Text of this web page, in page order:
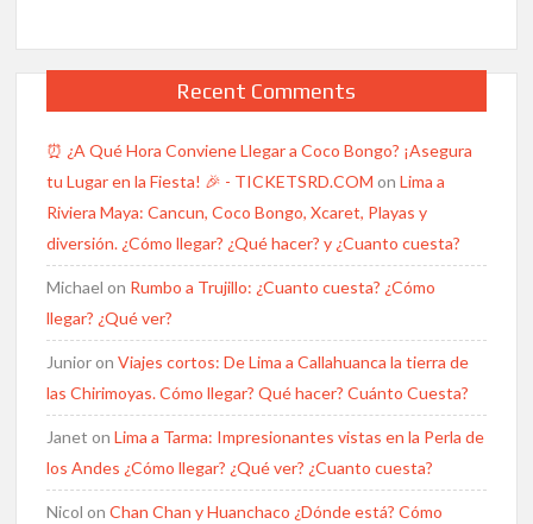
Recent Comments
⏰ ¿A Qué Hora Conviene Llegar a Coco Bongo? ¡Asegura
tu Lugar en la Fiesta! 🎉 - TICKETSRD.COM onLima a
Riviera Maya: Cancun, Coco Bongo, Xcaret, Playas y
diversión. ¿Cómo llegar? ¿Qué hacer? y ¿Cuanto cuesta?
Michael on Rumbo a Trujillo: ¿Cuanto cuesta? ¿Cómo
llegar? ¿Qué ver?
JunioronViajes cortos: De Lima a Callahuanca la tierra de
las Chirimoyas. Cómo llegar? Qué hacer? Cuánto Cuesta?
Janet onLima a Tarma: Impresionantes vistas en la Perla de
los Andes ¿Cómo llegar? ¿Qué ver? ¿Cuanto cuesta?
Nicol onChan Chan y Huanchaco ¿Dónde está? Cómo